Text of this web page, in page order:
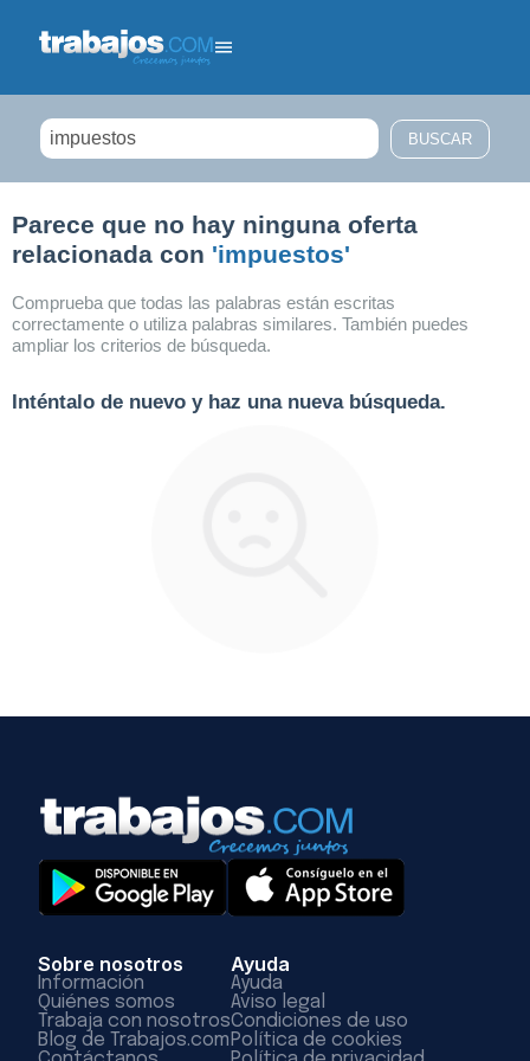
Parece que no hay ninguna oferta
relacionada con 'impuestos'
Comprueba que todas las palabras están escritas
correctamente o utiliza palabras similares. También puedes
ampliar los criterios de búsqueda.
Inténtalo de nuevo y haz una nueva búsqueda.
Sobre nosotros
Información
Quiénes somos
Trabaja con nosotros
Blog de Trabajos.com
Ayuda
Ayuda
Aviso legal
Condiciones de uso
Política de cookies